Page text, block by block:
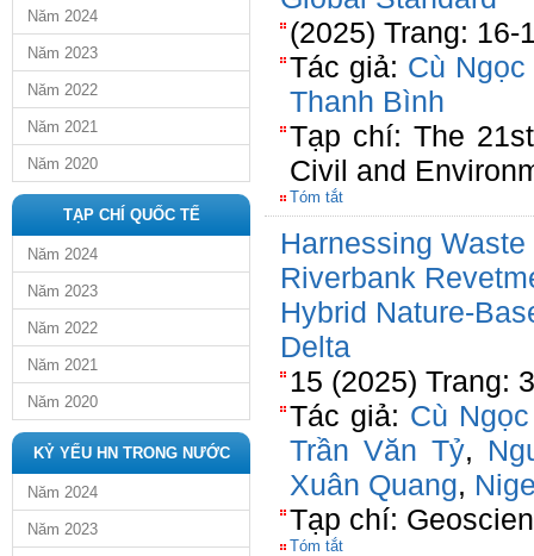
Năm 2024
Năm 2023
Năm 2022
Năm 2021
Năm 2020
TẠP CHÍ QUỐC TẾ
Năm 2024
Năm 2023
Năm 2022
Năm 2021
Năm 2020
KỶ YẾU HN TRONG NƯỚC
Năm 2024
Năm 2023
(2025) Trang: 16-
Tác giả: Cù Ngọc
Thanh Bình
Tạp chí: The
Civil and
Tóm tắt
Harnessing
Riverbank
Hybrid Nature-
Delta
15 (2025) Trang:
Tác giả: Cù
Trần Văn Tỷ,
Xuân Quang,
Tạp chí:
Tóm tắt